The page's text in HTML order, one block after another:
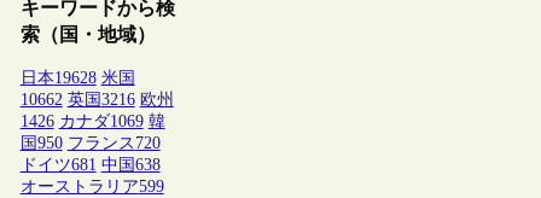
キーワードから検
索（国・地域）
日本19628 米国
10662 英国 3216 欧州
1426 カナダ1069 韓
国 950 フランス 720
ドイツ681 中国 638
オーストラリア599